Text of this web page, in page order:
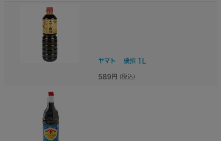
ヤマト 優撰 1L
589円 (税込)